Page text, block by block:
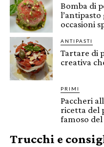
Bomba di
occasioni
ANTIPASTI
Tartare di
creativa
PRIMI
Paccheri
ricetta del
famoso
Trucchi e